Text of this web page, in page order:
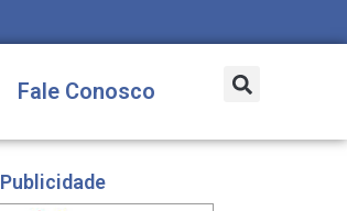
Fale Conosco
Publicidade